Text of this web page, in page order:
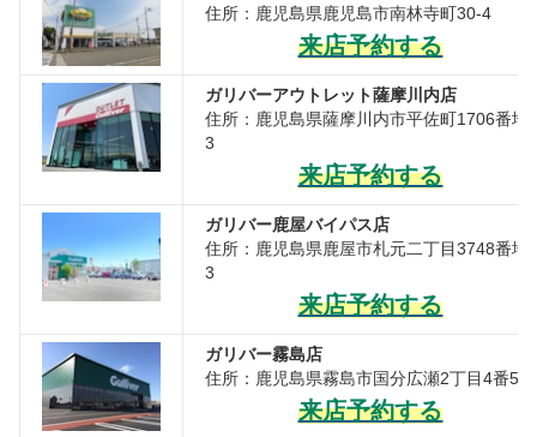
住所：鹿児島県鹿児島市南林寺町30-4
来店予約する
ガリバーアウトレット薩摩川内店
住所：鹿児島県薩摩川内市平佐町1706番地
3
来店予約する
ガリバー鹿屋バイパス店
住所：鹿児島県鹿屋市札元二丁目3748番地
3
来店予約する
ガリバー霧島店
住所：鹿児島県霧島市国分広瀬2丁目4番5号
来店予約する